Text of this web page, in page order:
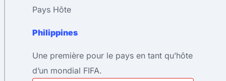
Pays Hôte
Philippines
Une première pour le pays en tant qu’hôte
d’un mondial FIFA.